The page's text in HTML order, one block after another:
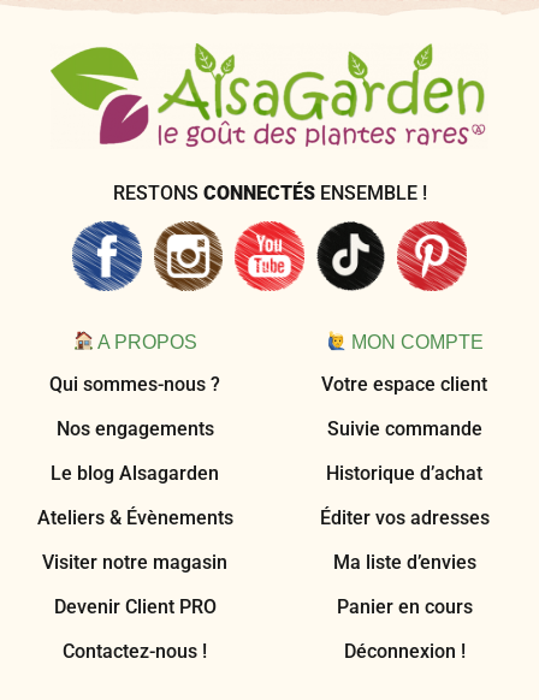
RESTONS CONNECTÉS ENSEMBLE !
A PROPOS
Qui sommes-nous ?
Nos engagements
Le blog Alsagarden
Ateliers & Évènements
Visiter notre magasin
Devenir Client PRO
Contactez-nous !
MON COMPTE
Votre espace client
Suivie commande
Historique d’achat
Éditer vos adresses
Ma liste d’envies
Panier en cours
Déconnexion !